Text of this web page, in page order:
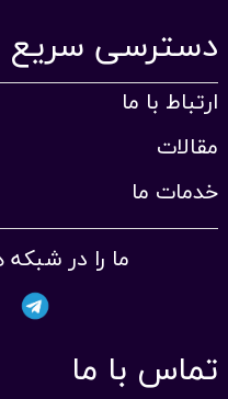
دسترسی سریع
ارتباط با ما
مقالات
خدمات ما
ما را در شبکه
تماس با ما